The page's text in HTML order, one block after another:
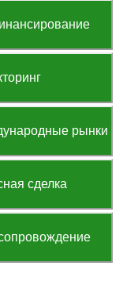
рынки
сделка